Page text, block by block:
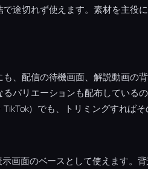
途切れず使えます。素材を主役
、配信の待機画面、解説動画の
バリエーションも配布している
）でも、トリミングすればそ
画面のベースとして使えます。